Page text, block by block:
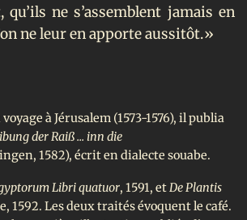
ne s’assemblent jamais en
ne leur en apporte aussitôt.»
à Jérusalem (1573-1576), il publia
der Raiß ... inn die
1582), écrit en dialecte souabe.
Libri quatuor, 1591, etDe Plantis
1592. Les deux traités évoquent le café.